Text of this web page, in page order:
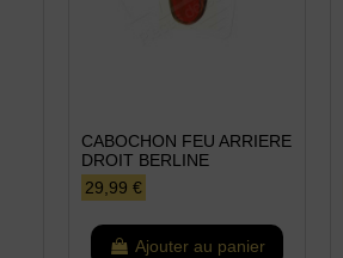
CABOCHON FEU ARRIERE
DROIT BERLINE
29,99 €
Ajouter au panier